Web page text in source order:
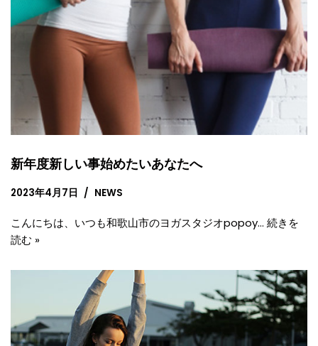
新年度新しい事始めたいあなたへ
2023年4月7日 NEWS
こんにちは、いつも和歌山市のヨガスタジオpopoy… 続きを
読む »